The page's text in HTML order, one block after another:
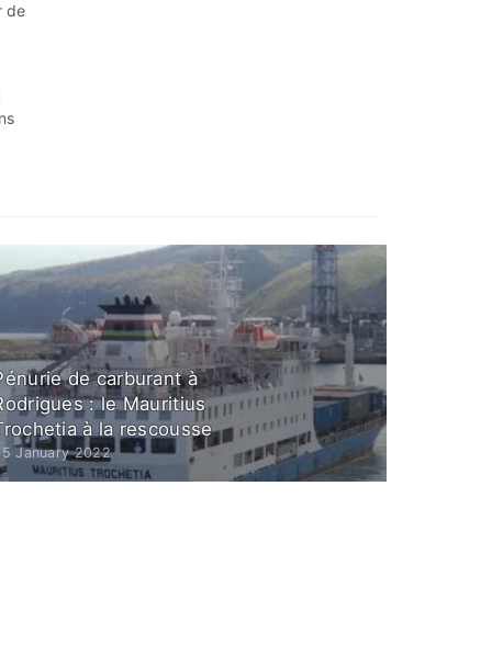
de
de carburant à
: le Mauritius
à la rescousse
January 2022